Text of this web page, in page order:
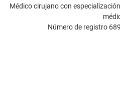
Médico cirujano con
Número de registro